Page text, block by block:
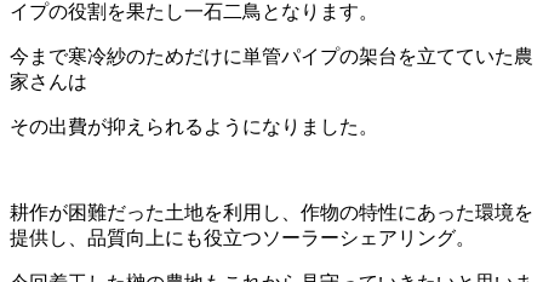
イプの役割を果たし一石二鳥となります。
今まで寒冷紗のためだけに単管パイプの架台を立てていた農
家さんは
その出費が抑えられるようになりました。
耕作が困難だった土地を利用し、作物の特性にあった環境を
提供し、品質向上にも役立つソーラーシェアリング。